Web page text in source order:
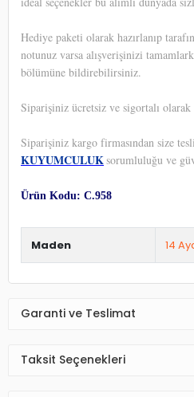
Hediye paketi olarak hazırlanıp
notunuz varsa alışverişinizi
bölümüne bildirebilirsiniz.
Siparişiniz ücretsiz ve sigortalı
Siparişiniz kargo firmasından size
KUYUMCULUKsorumluluğu ve
Ürün Kodu: C.958
Maden 14
Garanti ve Teslimat
Taksit Seçenekleri